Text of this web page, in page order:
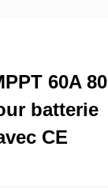
60A 80
batterie
CE